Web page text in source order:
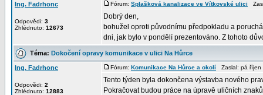
Ing. Fadrhonc
Odpovědi: 3
Zhlédnuto: 12673
Fórum: Splašková kanalizace ve Vítkovské ulici
Dobrý den,
bohužel oproti původnímu předpokladu a
dni, jak bylo v pondělí prezentováno. Z tohoto
Téma: Dokočení opravy komunikace v ulici Na Hůrce
Ing. Fadrhonc
Odpovědi: 2
Zhlédnuto: 12883
Fórum: Komunikace Na Hůrce a okolí Zaslal: pá
Tento týden byla dokončena výstavba nového
Pokračovat budou práce na úpravě uličních